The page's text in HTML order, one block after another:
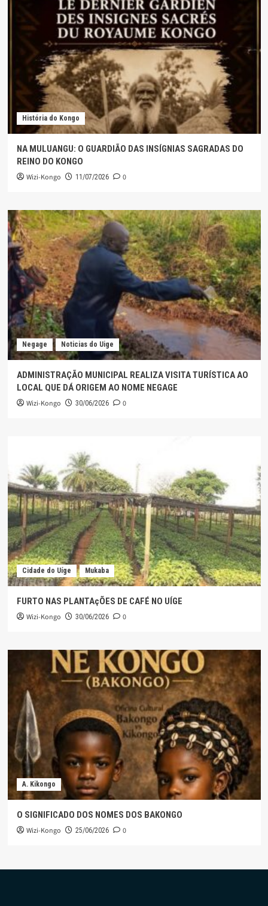
História do Kongo
NA MULUANGU: O GUARDIÃO DAS INSÍGNIAS SAGRADAS DO
REINO DO KONGO
Wizi-Kongo 11/07/2026 0
Negage Noticias do Uige
ADMINISTRAÇÃO MUNICIPAL REALIZA VISITA TURÍSTICA AO
LOCAL QUE DÁ ORIGEM AO NOME NEGAGE
Wizi-Kongo 30/06/2026 0
Cidade do Uíge Mukaba
FURTO NAS PLANTAçÕES DE CAFÉ NO UÍGE
Wizi-Kongo 30/06/2026 0
A. Kikongo
O SIGNIFICADO DOS NOMES DOS BAKONGO
Wizi-Kongo 25/06/2026 0